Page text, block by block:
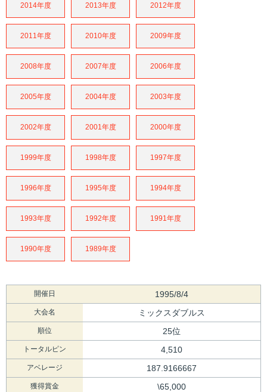
2014年度 2013年度 2012年度
2011年度 2010年度 2009年度
2008年度 2007年度 2006年度
2005年度 2004年度 2003年度
2002年度 2001年度 2000年度
1999年度 1998年度 1997年度
1996年度 1995年度 1994年度
1993年度 1992年度 1991年度
1990年度 1989年度
開催日 1995/8/4
大会名 ミックスダブルス
順位 25位
トータルピン 4,510
アベレージ 187.9166667
獲得賞金 \65,000